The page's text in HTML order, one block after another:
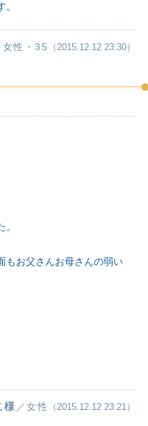
女性・35 （2015.12.12 23:30）
もお父さんお母さんの弱い
様 ／女性 （2015.12.12 23:21）